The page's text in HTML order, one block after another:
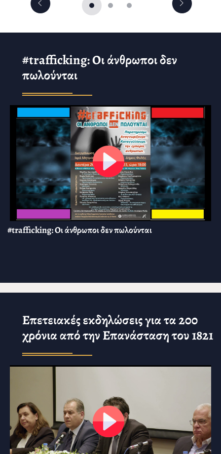
#trafficking: Οι άνθρωποι δεν
πωλούνται
#trafficking: Οι άνθρωποι δεν πωλούνται
Επετειακές εκδηλώσεις για τα 200
χρόνια από την Επανάσταση του 1821